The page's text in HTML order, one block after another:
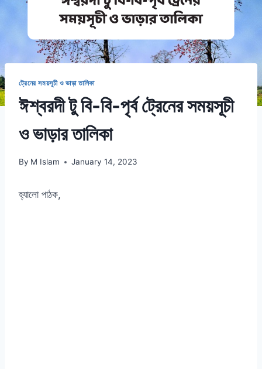
ট্রেনের সময়সূচী ও ভাড়া তালিকা
ঈশ্বরদী টু বি-বি-পৃর্ব ট্রেনের সময়সূচী
ও ভাড়ার তালিকা
By M Islam January 14, 2023
হ্যালো পাঠক,